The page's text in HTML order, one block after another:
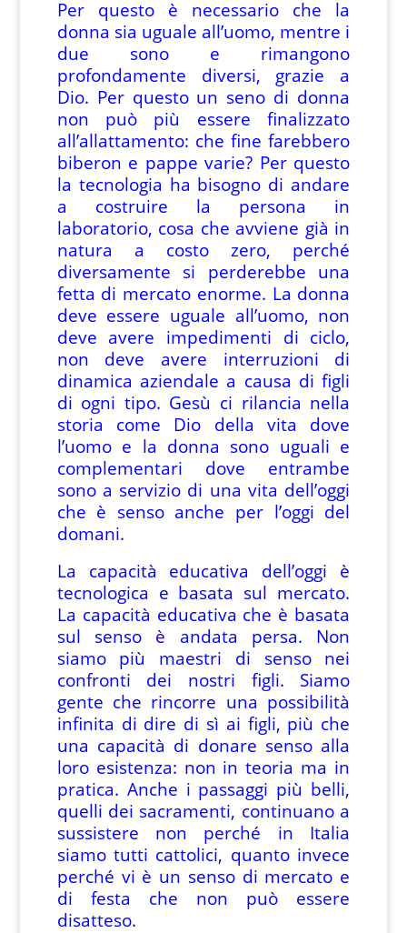
Per questo è necessario che la
donna sia uguale all’uomo, mentre i
due sono e rimangono
profondamente diversi, grazie a
Dio. Per questo un seno di donna
non può più essere finalizzato
all’allattamento: che fine farebbero
biberon e pappe varie? Per questo
la tecnologia ha bisogno di andare
a costruire la persona in
laboratorio, cosa che avviene già in
natura a costo zero, perché
diversamente si perderebbe una
fetta di mercato enorme. La donna
deve essere uguale all’uomo, non
deve avere impedimenti di ciclo,
non deve avere interruzioni di
dinamica aziendale a causa di figli
di ogni tipo. Gesù ci rilancia nella
storia come Dio della vita dove
l’uomo e la donna sono uguali e
complementari dove entrambe
sono a servizio di una vita dell’oggi
che è senso anche per l’oggi del
domani.
La capacità educativa dell’oggi è
tecnologica e basata sul mercato.
La capacità educativa che è basata
sul senso è andata persa. Non
siamo più maestri di senso nei
confronti dei nostri figli. Siamo
gente che rincorre una possibilità
infinita di dire di sì ai figli, più che
una capacità di donare senso alla
loro esistenza: non in teoria ma in
pratica. Anche i passaggi più belli,
quelli dei sacramenti, continuano a
sussistere non perché in Italia
siamo tutti cattolici, quanto invece
perché vi è un senso di mercato e
di festa che non può essere
disatteso.